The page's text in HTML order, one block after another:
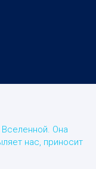
Она
нас, приносит